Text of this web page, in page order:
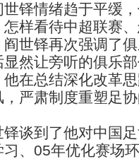
情绪趋于平缓，
样看待中超联赛
世铎再次强调了
然让旁听的俱乐
在总结深化改革
严肃制度重塑足
到了他对中国足
、05年优化赛场